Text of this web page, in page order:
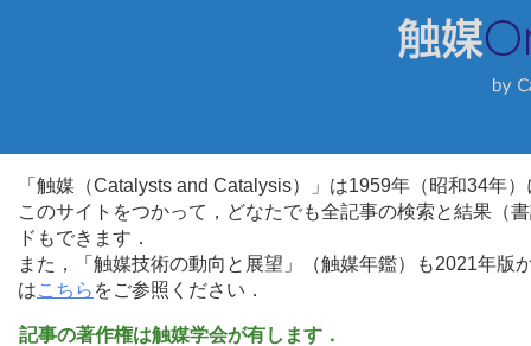
「触媒（Catalysts and Catalysis）」は1959年（昭和34年
このサイトをつかって，どなたでも全記事の検索と結果（
ドもできます．
また，「触媒技術の動向と展望」（触媒年鑑）も2021年
はこちら をご参照ください．
記事の著作権は触媒学会が有します．